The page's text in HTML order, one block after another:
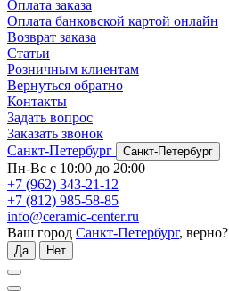
Оплата заказа
Оплата банковской картой онлайн
Возврат заказа
Статьи
Розничным клиентам
Вернуться обратно
Контакты
Задать вопрос
Заказать звонок
Санкт-Петербург
Санкт-Петербург
Пн-Вс с 10:00 до 20:00
+7 (962) 343-21-12
+7 (812) 985-58-85
info@ceramic-center.ru
Ваш город Санкт-Петербург, верно?
Да Нет